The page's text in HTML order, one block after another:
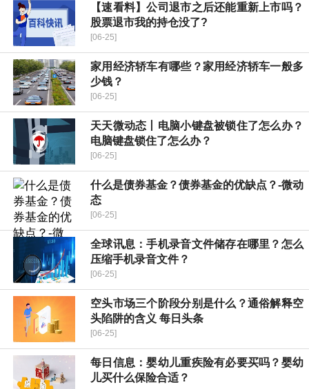
【速看料】公司退市之后还能重新上市吗？
股票退市我的持仓没了?
[06-25]
家用经济轿车有哪些？家用经济轿车一般多
少钱？
[06-25]
天天微动态丨电脑小键盘被锁住了怎么办？
电脑键盘锁住了怎么办？
[06-25]
什么是债券基金？债券基金的优缺点？-微动
态
[06-25]
全球讯息：手机录音文件储存在哪里？怎么
压缩手机录音文件？
[06-25]
空头市场三个阶段分别是什么？通俗解释空
头陷阱的含义 每日头条
[06-25]
每日信息：婴幼儿重疾险有必要买吗？婴幼
儿买什么保险合适？